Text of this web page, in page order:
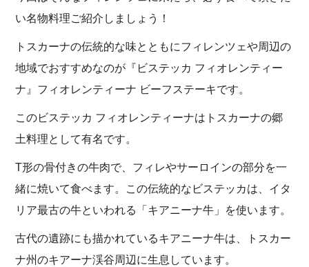
い名物料理ご紹介しましょう！
トスカーナの伝統的な味とともにフィレンツェや周辺の
地域でおすすめなのが『ビステッカ フィオレンティー
ナ』フィオレンティーナ ビーフステーキです。
このビステッカ フィオレンティーナはトスカーナの郷
土料理として有名です。
T形の骨付きの牛肉で、フィレやサーロインの部分を一
緒に焼いて食べます。この伝統的なビステッカは、イタ
リア最古の牛といわれる「キアニーナ牛」を使います。
古代の遺跡にも描かれているキアニーナ牛は、トスカー
ナ州のキアーナ渓谷周辺に生息しています。